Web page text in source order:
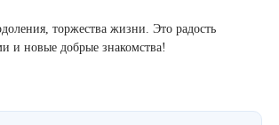
торжества жизни. Это радость
и новые добрые знакомства!
звездочек
пятна кожу вокруг глаз